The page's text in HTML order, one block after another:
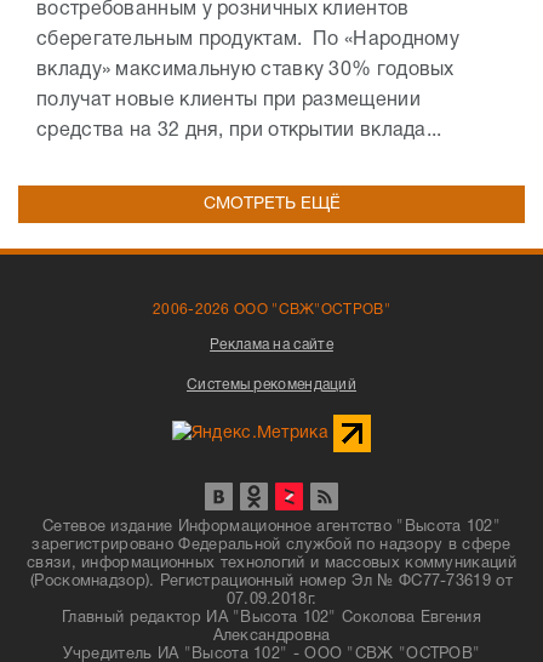
востребованным у розничных клиентов
сберегательным продуктам. По «Народному
вкладу» максимальную ставку 30% годовых
получат новые клиенты при размещении
средства на 32 дня, при открытии вклада...
СМОТРЕТЬ ЕЩЁ
2006-2026 ООО "СВЖ"ОСТРОВ"
Реклама на сайте
Системы рекомендаций
Сетевое издание Информационное агентство "Высота 102"
зарегистрировано Федеральной службой по надзору в сфере
связи, информационных технологий и массовых коммуникаций
(Роскомнадзор). Регистрационный номер Эл № ФС77-73619 от
07.09.2018г.
Главный редактор ИА "Высота 102" Соколова Евгения
Александровна
Учредитель ИА "Высота 102" - ООО "СВЖ "ОСТРОВ"